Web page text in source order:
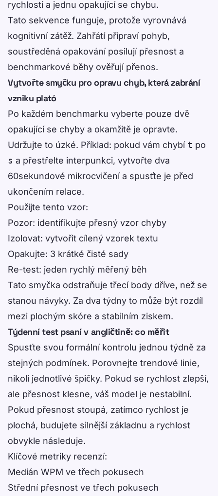
rychlosti a jednu opakující se chybu.
Tato sekvence funguje, protože vyrovnává
kognitivní zátěž. Zahřátí připraví pohyb,
soustředěná opakování posilují přesnost a
benchmarkové běhy ověřují přenos.
Vytvořte smyčku pro opravu chyb, která zabrání
vzniku plató
Po každém benchmarku vyberte pouze dvě
opakující se chyby a okamžitě je opravte.
Udržujte to úzké. Příklad: pokud vám chybí t po
s a přestřelte interpunkci, vytvořte dva
60sekundové mikrocvičení a spusťte je před
ukončením relace.
Použijte tento vzor:
Pozor: identifikujte přesný vzor chyby
Izolovat: vytvořit cílený vzorek textu
Opakujte: 3 krátké čisté sady
Re-test: jeden rychlý měřený běh
Tato smyčka odstraňuje třecí body dříve, než se
stanou návyky. Za dva týdny to může být rozdíl
mezi plochým skóre a stabilním ziskem.
Týdenní test psaní v angličtině: co měřit
Spusťte svou formální kontrolu jednou týdně za
stejných podmínek. Porovnejte trendové linie,
nikoli jednotlivé špičky. Pokud se rychlost zlepší,
ale přesnost klesne, váš model je nestabilní.
Pokud přesnost stoupá, zatímco rychlost je
plochá, budujete silnější základnu a rychlost
obvykle následuje.
Klíčové metriky recenzí:
Medián WPM ve třech pokusech
Střední přesnost ve třech pokusech